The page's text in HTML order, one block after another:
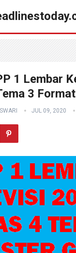
1 Lembar
3
JUL 09, 2020